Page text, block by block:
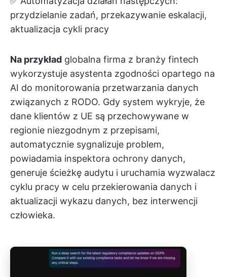
przydzielanie zadań, przekazywanie eskalacji,
aktualizacja cykli pracy
Na przykład globalna firma z branży fintech
wykorzystuje asystenta zgodności opartego na
AI do monitorowania przetwarzania danych
związanych z RODO. Gdy system wykryje, że
dane klientów z UE są przechowywane w
regionie niezgodnym z przepisami,
automatycznie sygnalizuje problem,
powiadamia inspektora ochrony danych,
generuje ścieżkę audytu i uruchamia wyzwalacz
cyklu pracy w celu przekierowania danych i
aktualizacji wykazu danych, bez interwencji
człowieka.